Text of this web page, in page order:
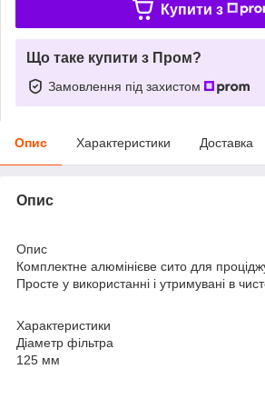
Купити з
Що таке купити з Пром?
Замовлення під захистом
Опис Характеристики Доставка
Опис
Опис
Комплектне алюмінієве сито для
Просте у використанні і утримувані в
Характеристики
Діаметр фільтра
125 мм